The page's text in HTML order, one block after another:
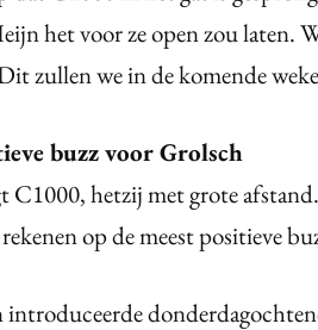
het voor ze open zou laten.
zullen we in de komende
buzz voor Grolsch
C1000, hetzij met grote
op de meest positieve